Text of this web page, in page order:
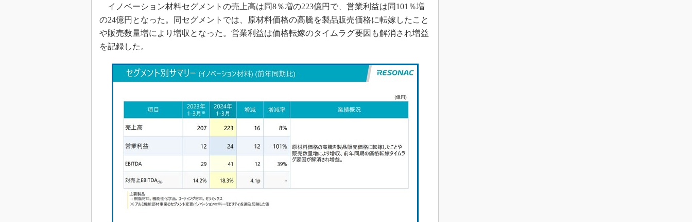
イノベーション材料セグメントの売上高は同8％増の223億円で、営業利益は同101％増
の24億円となった。同セグメントでは、原材料価格の高騰を製品販売価格に転嫁したこと
や販売数量増により増収となった。営業利益は価格転嫁のタイムラグ要因も解消され増益
を記録した。